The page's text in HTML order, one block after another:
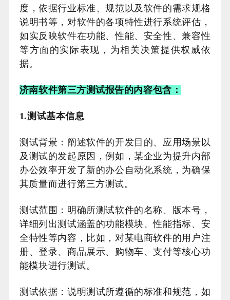
度，依据行业标准、规范以及软件的需求规格
说明书等，对软件的各项特性进行系统评估，
如实反映软件在功能、性能、安全性、兼容性
等方面的实际表现，为相关决策提供权威依
据。
济南软件第三方测试报告的内容包含：
1.测试基本信息
测试背景：阐述软件的开发目的、应用场景以
及测试的发起原因，例如，某企业为提升内部
办公效率开发了新的办公自动化系统，为确保
其质量而进行第三方测试。
测试范围：明确所测试软件的名称、版本号，
详细列出测试涵盖的功能模块、性能指标、安
全特性等内容，比如，对某电商软件的用户注
册、登录、商品展示、购物车、支付等核心功
能模块进行测试。
测试依据：说明测试所遵循的标准和规范，如